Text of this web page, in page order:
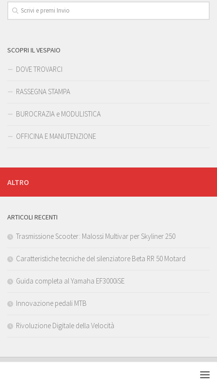
SCOPRI IL VESPAIO
DOVE TROVARCI
RASSEGNA STAMPA
BUROCRAZIA e MODULISTICA
OFFICINA E MANUTENZIONE
ALTRO
ARTICOLI RECENTI
Trasmissione Scooter: Malossi Multivar per Skyliner 250
Caratteristiche tecniche del silenziatore Beta RR 50 Motard
Guida completa al Yamaha EF3000iSE
Innovazione pedali MTB
Rivoluzione Digitale della Velocità